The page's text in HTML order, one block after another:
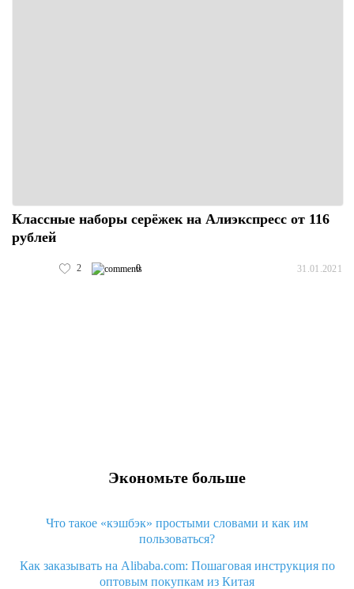
Классные наборы серёжек на Алиэкспресс от 116
рублей
2 0 31.01.2021
Экономьте больше
Что такое «кэшбэк» простыми словами и как им
пользоваться?
Как заказывать на Alibaba.com: Пошаговая инструкция по
оптовым покупкам из Китая